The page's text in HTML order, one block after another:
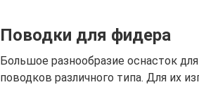
Поводки для фидера
Большое разнообразие оснасток
поводков различного типа. Для их